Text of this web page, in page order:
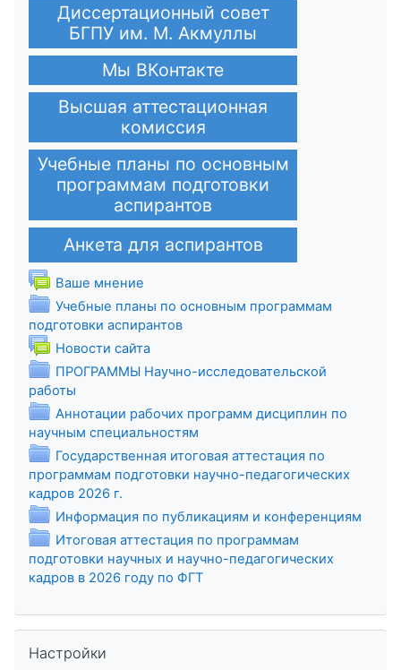
Диссертационный совет
БГПУ им. М. Акмуллы
Мы ВКонтакте
Высшая аттестационная
комиссия
Учебные планы по основным
программам подготовки
аспирантов
Анкета для аспирантов
Ваше мнение
Учебные планы по основным программам
подготовки аспирантовПапка
Новости сайта
ПРОГРАММЫ Научно-исследовательской
работы
Аннотации рабочих программ дисциплин по
научным специальностям
Государственная итоговая аттестация по
программам подготовки научно-педагогических
кадров 2026 г.
Информация по публикациям и конференциям
Итоговая аттестация по программам
подготовки научных и научно-педагогических
кадров в 2026 году по ФГТПапка
Настройки